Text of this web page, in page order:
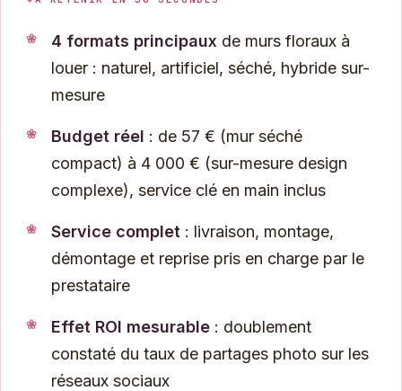
4 formats principaux de murs floraux à
louer : naturel, artificiel, séché, hybride sur-
mesure
Budget réel : de 57 € (mur séché
compact) à 4 000 € (sur-mesure design
complexe), service clé en main inclus
Service complet : livraison, montage,
démontage et reprise pris en charge par le
prestataire
Effet ROI mesurable : doublement
constaté du taux de partages photo sur les
réseaux sociaux